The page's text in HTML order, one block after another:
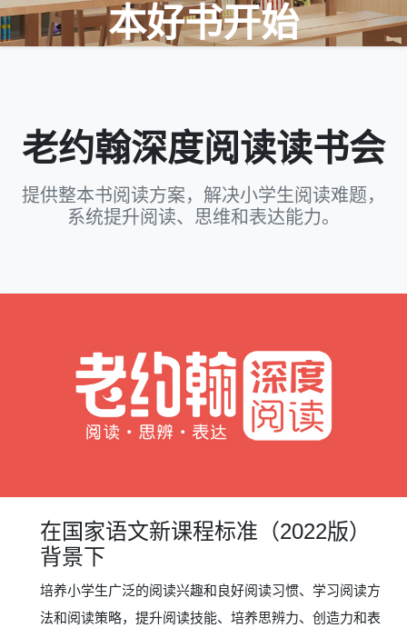
本好书开始
老约翰深度阅读读书会
提供整本书阅读方案，解决小学生阅读难题，
系统提升阅读、思维和表达能力。
在国家语文新课程标准（2022版）
背景下
培养小学生广泛的阅读兴趣和良好阅读习惯、学习阅读方
法和阅读策略，提升阅读技能、培养思辨力、创造力和表